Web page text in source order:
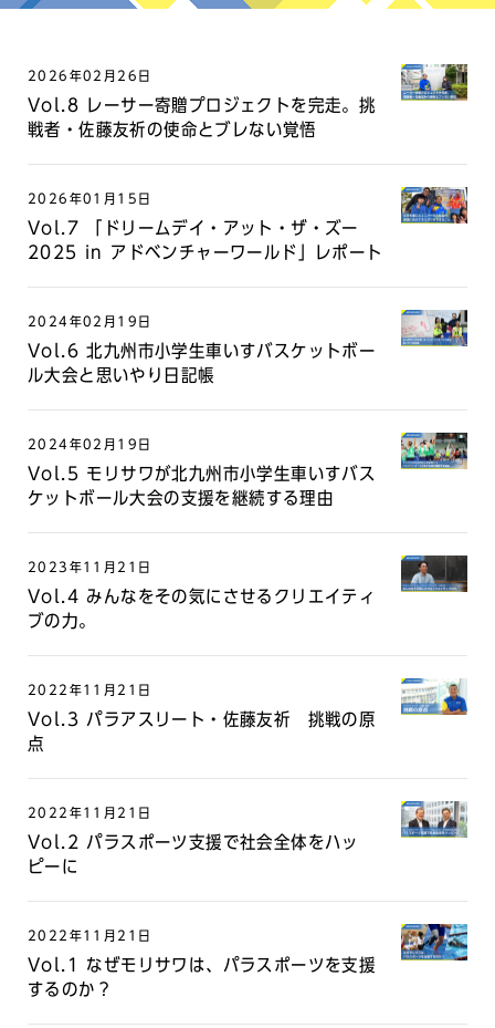
2026年02月26日
Vol.8 レーサー寄贈プロジェクトを完走。挑
戦者・佐藤友祈の使命とブレない覚悟
2026年01月15日
Vol.7 「ドリームデイ・アット・ザ・ズー
2025 in アドベンチャーワールド」レポート
2024年02月19日
Vol.6 北九州市小学生車いすバスケットボー
ル大会と思いやり日記帳
2024年02月19日
Vol.5 モリサワが北九州市小学生車いすバス
ケットボール大会の支援を継続する理由
2023年11月21日
Vol.4 みんなをその気にさせるクリエイティ
ブの力。
2022年11月21日
Vol.3 パラアスリート・佐藤友祈 挑戦の原
点
2022年11月21日
Vol.2 パラスポーツ支援で社会全体をハッ
ピーに
2022年11月21日
Vol.1 なぜモリサワは、パラスポーツを支援
するのか？